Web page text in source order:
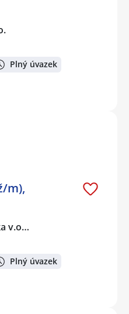
Plný úvazek
m),
v.o…
Plný úvazek